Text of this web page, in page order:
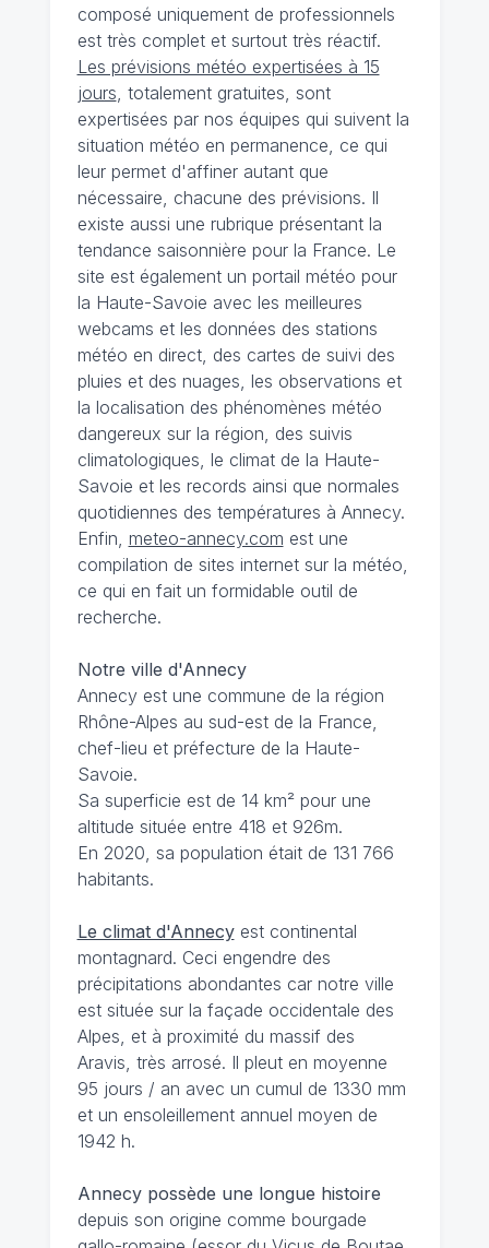
composé uniquement de professionnels
est très complet et surtout très réactif.
Les prévisions météo expertisées à 15
jours , totalement gratuites, sont
expertisées par nos équipes qui suivent la
situation météo en permanence, ce qui
leur permet d'affiner autant que
nécessaire, chacune des prévisions. Il
existe aussi une rubrique présentant la
tendance saisonnière pour la France. Le
site est également un portail météo pour
la Haute-Savoie avec les meilleures
webcams et les données des stations
météo en direct, des cartes de suivi des
pluies et des nuages, les observations et
la localisation des phénomènes météo
dangereux sur la région, des suivis
climatologiques, le climat de la Haute-
Savoie et les records ainsi que normales
quotidiennes des températures à Annecy.
Enfin, meteo-annecy.com est une
compilation de sites internet sur la météo,
ce qui en fait un formidable outil de
recherche.
Notre ville d'Annecy
Annecy est une commune de la région
Rhône-Alpes au sud-est de la France,
chef-lieu et préfecture de la Haute-
Savoie.
Sa superficie est de 14 km² pour une
altitude située entre 418 et 926m.
En 2020, sa population était de 131 766
habitants.
Le climat d'Annecyest continental
montagnard. Ceci engendre des
précipitations abondantes car notre ville
est située sur la façade occidentale des
Alpes, et à proximité du massif des
Aravis, très arrosé. Il pleut en moyenne
95 jours / an avec un cumul de 1330 mm
et un ensoleillement annuel moyen de
1942 h.
Annecy possède une longue histoire
depuis son origine comme bourgade